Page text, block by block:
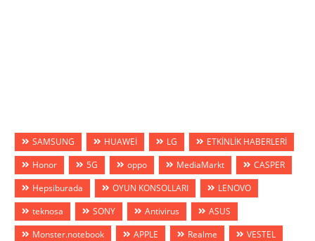
SAMSUNG HUAWEİ LG
ETKİNLİK HABERLERİ
Honor
5G oppo MediaMarkt
CASPER
Hepsiburada
OYUN KONSOLLARI
LENOVO
teknosa
SONY Antivirus
ASUS
Monster.notebook
APPLE Realme
VESTEL